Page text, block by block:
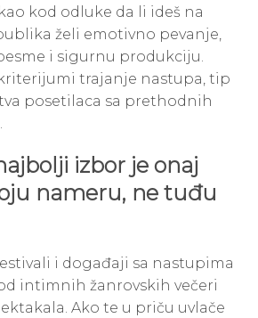
kod odluke da li ideš na
želi emotivno pevanje,
i sigurnu produkciju.
trajanje nastupa, tip
posetilaca sa prethodnih
izbor je onaj
nameru, ne tuđu
i događaji sa nastupima
intimnih žanrovskih večeri
Ako te u priču uvlače